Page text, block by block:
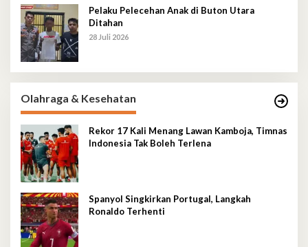
Pelaku Pelecehan Anak di Buton Utara
Ditahan
28 Juli 2026
Olahraga & Kesehatan
Rekor 17 Kali Menang Lawan Kamboja, Timnas
Indonesia Tak Boleh Terlena
Spanyol Singkirkan Portugal, Langkah
Ronaldo Terhenti